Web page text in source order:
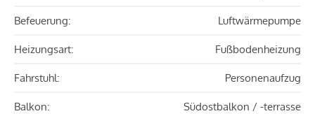
Befeuerung: Luftwärmepumpe
Heizungsart: Fußbodenheizung
Fahrstuhl: Personenaufzug
Balkon: Südostbalkon / -terrasse